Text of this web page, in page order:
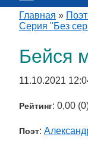
Главная »
Серия "Без
Бейся
11.10.2021
Рейтинг: 0,00
Поэт: